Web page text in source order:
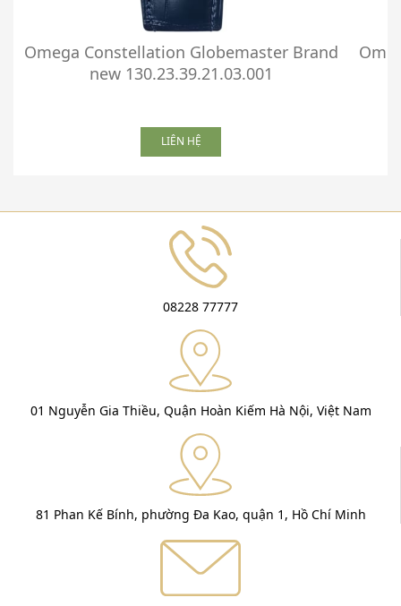
Omega Constellation Globemaster Brand
new 130.23.39.21.03.001
LIÊN HỆ
08228 77777
01 Nguyễn Gia Thiều, Quận Hoàn Kiếm Hà Nội, Việt Nam
81 Phan Kế Bính, phường Đa Kao, quận 1, Hồ Chí Minh